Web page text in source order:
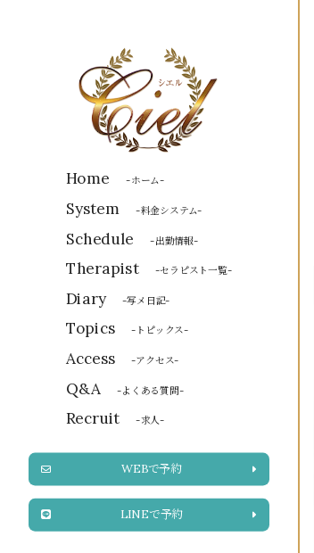
Home -ホーム-
System -料金システム-
Schedule -出勤情報-
Therapist -セラピスト一覧-
Diary -写メ日記-
Topics -トピックス-
Access -アクセス-
Q&A -よくある質問-
Recruit -求人-
WEBで予約
LINEで予約